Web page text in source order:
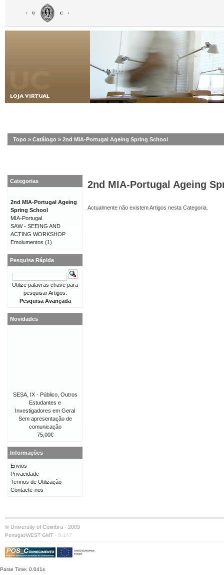
Topo » Catálogo » 2nd MIA-Portugal Ageing Spring School
2nd MIA-Portugal Ageing
Actualmente não existem Artigos nesta Categoria.
Categorias
2nd MIA-Portugal Ageing
Spring School
MIA-Portugal
SAW - SEEING AND
ACTING WORKSHOP
Emolumentos (1)
Pesquisa Rápida
Utilize palavras chave para
pesquisar Artigos.
Pesquisa Avançada
Novidades
SESA, IX - Público, Outros
Estudantes e
Investigadores em Geral
Sem apresentação de
comunicação
75,00€
Informações
Envios
Privacidade
Termos de Utilização
Contacte-nos
© University of Coimbra · 2009
Portugal/WEST GMT · S:147
Parse Time: 0.041s